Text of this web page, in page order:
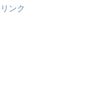
ンク